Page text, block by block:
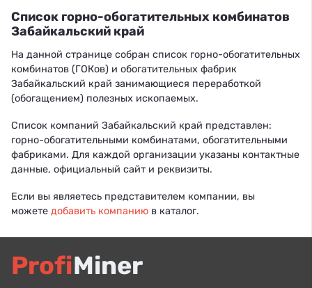
Список горно-обогатительных комбинатов
Забайкальский край
На данной странице собран список горно-обогатительных
комбинатов (ГОКов) и обогатительных фабрик
Забайкальский край занимающиеся переработкой
(обогащением) полезных ископаемых.
Список компаний Забайкальский край представлен:
горно-обогатительными комбинатами, обогатительными
фабриками. Для каждой организации указаны контактные
данные, официальный сайт и реквизиты.
Если вы являетесь представителем компании, вы
можете добавить компанию в каталог.
ProfiMiner